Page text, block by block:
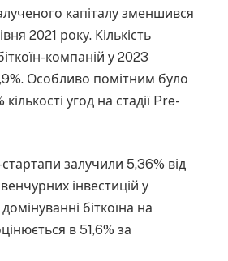
капіталу зменшився
2021 року. Кількість
компаній у 2023
Особливо помітним було
угод на стадії Pre-
стартапи залучили 5,36% від
інвестицій у
біткоїна на
в 51,6% за